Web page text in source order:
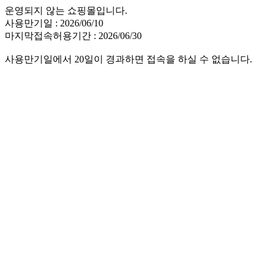
운영되지 않는 쇼핑몰입니다.
사용만기일 : 2026/06/10
마지막접속허용기간 : 2026/06/30
사용만기일에서 20일이 경과하면 접속을 하실 수 없습니다.